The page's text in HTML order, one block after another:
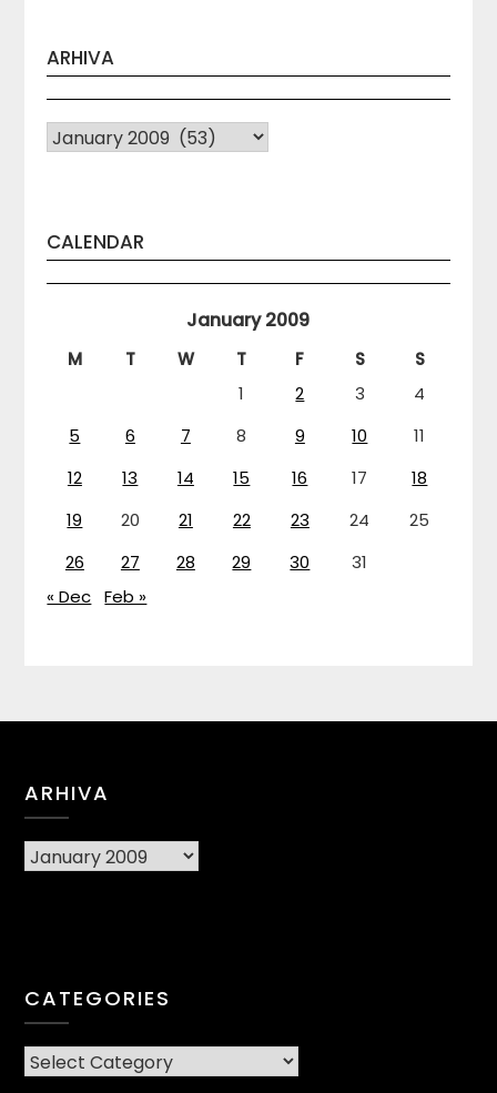
ARHIVA
Arhiva
CALENDAR
January 2009
M T W T F S
S
1
2 3
4
5
6 7 8 9 10
11
12
13 14 15 16 17
18
19
20 21 22 23 24
25
26
27 28 29 30
31
« Dec Feb »
ARHIVA
Arhiva
CATEGORIES
CATEGORIES